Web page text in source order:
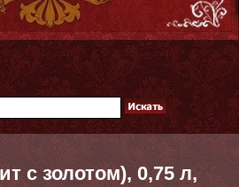
с золотом), 0,75 л,